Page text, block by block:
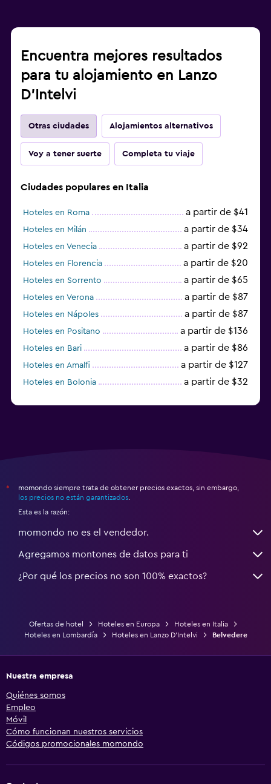
Encuentra mejores resultados
para tu alojamiento en Lanzo
D'Intelvi
Otras ciudades Alojamientos alternativos
Voy a tener suerte Completa tu viaje
Ciudades populares en Italia
Hoteles en Roma a partir de $41
Hoteles en Milán a partir de $34
Hoteles en Venecia a partir de $92
Hoteles en Florencia a partir de $20
Hoteles en Sorrento a partir de $65
Hoteles en Verona a partir de $87
Hoteles en Nápoles a partir de $87
Hoteles en Positano a partir de $136
Hoteles en Bari a partir de $86
Hoteles en Amalfi a partir de $127
Hoteles en Bolonia a partir de $32
*
momondo siempre trata de obtener precios exactos, sin embargo,
los precios no están garantizados
Esta es la razón:
momondo no es el vendedor.
Agregamos montones de datos para ti
¿Por qué los precios no son 100% exactos?
Ofertas de hotel Hoteles en Europa
Hoteles en Italia
Hoteles en Lombardía
Hoteles en Lanzo D'Intelvi Belvedere
Nuestra empresa
Quiénes somos
Empleo
Móvil
Cómo funcionan nuestros servicios
Códigos promocionales momondo